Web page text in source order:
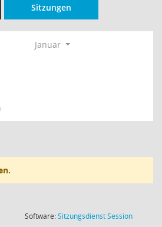
Sitzungen
Januar
Software:SitzungsdienstSession(Wird in